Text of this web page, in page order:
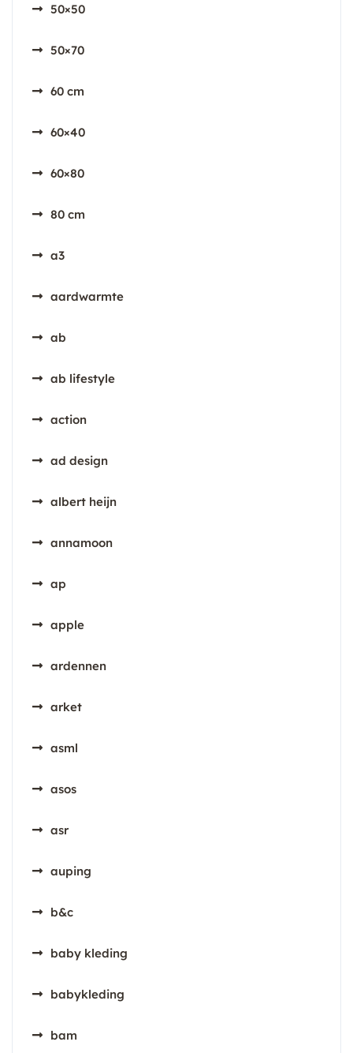
50×50
50×70
60 cm
60×40
60×80
80 cm
a3
aardwarmte
ab
ab lifestyle
action
ad design
albert heijn
annamoon
ap
apple
ardennen
arket
asml
asos
asr
auping
b&c
baby kleding
babykleding
bam